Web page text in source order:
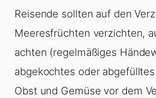
Reisende sollten auf den
Meeresfrüchten verzichten,
achten (regelmäßiges
abgekochtes oder
Obst und Gemüse vor dem